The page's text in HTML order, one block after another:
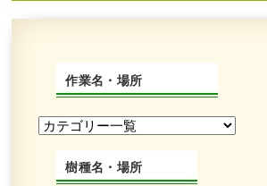
作業名・場所
樹種名・場所